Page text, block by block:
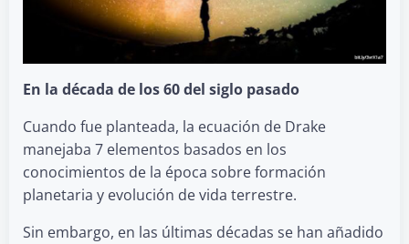
En la década de los 60 del siglo pasado
Cuando fue planteada, la ecuación de Drake
manejaba 7 elementos basados en los
conocimientos de la época sobre formación
planetaria y evolución de vida terrestre.
Sin embargo, en las últimas décadas se han añadido